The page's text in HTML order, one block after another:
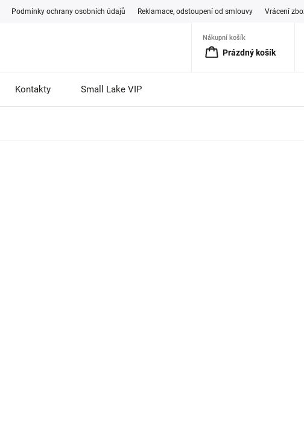
Podmínky ochrany osobních údajů Reklamace, odstoupení od smlouvy Vrácení
Nákupní košík
Prázdný košík
Kontakty Small Lake VIP